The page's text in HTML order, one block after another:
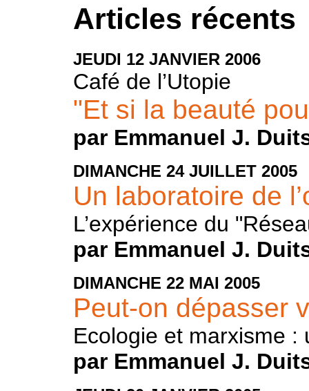
Articles récents
JEUDI 12 JANVIER 2006
Café de l’Utopie
"Et si la beauté
par Emmanuel J.
DIMANCHE 24 JUILLET 2005
Un laboratoire de
L’expérience du
par Emmanuel J.
DIMANCHE 22 MAI 2005
Peut-on dépasser
Ecologie et marxisme
par Emmanuel J.